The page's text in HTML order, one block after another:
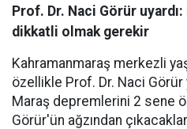
Prof. Dr. Naci Görür
dikkatli olmak gerekir
Kahramanmaraş merkezli
özellikle Prof. Dr. Naci Görür
Maraş depremlerini 2 sene
Görür'ün ağzından